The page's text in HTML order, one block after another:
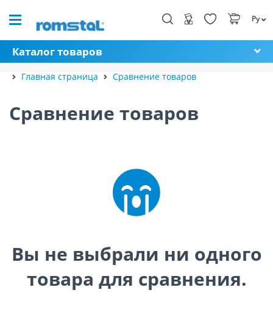
Ру
Каталог товаров
Главная страница Сравнение товаров
Сравнение товаров
Вы не выбрали ни одного
товара для сравнения.